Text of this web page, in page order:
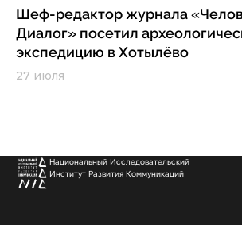
Шеф-редактор журнала
Диалог» посетил
экспедицию в Хотылёво
27 июля
Национальный Исследовательский
Институт Развития Коммуникаций